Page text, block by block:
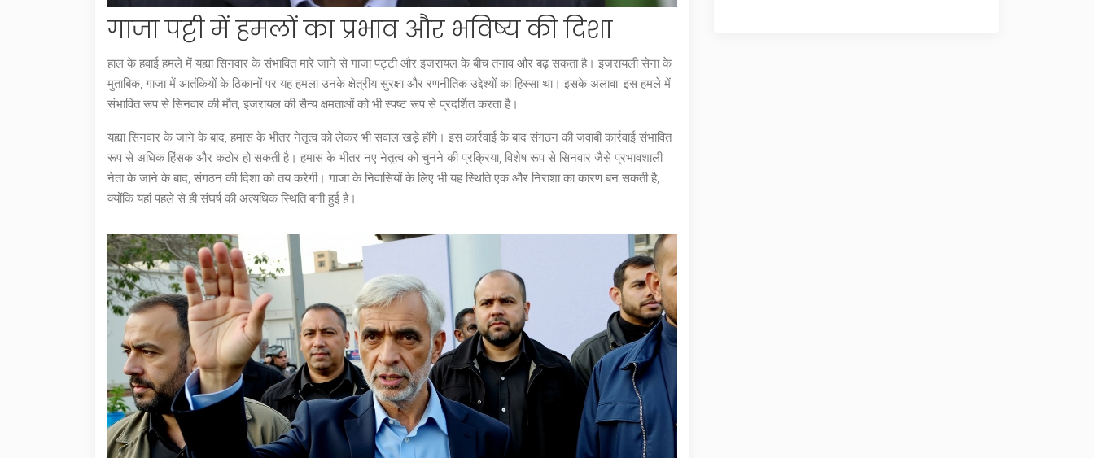
गाजा पट्टी में हमलों का प्रभाव और भविष्य की दिशा
हाल के हवाई हमले में यह्या सिनवार के संभावित मारे जाने से गाजा पट्टी और इजरायल के बीच तनाव और बढ़ सकता है। इजरायली सेना के
मुताबिक, गाजा में आतंकियों के ठिकानों पर यह हमला उनके क्षेत्रीय सुरक्षा और रणनीतिक उद्देश्यों का हिस्सा था। इसके अलावा, इस हमले में
संभावित रूप से सिनवार की मौत, इजरायल की सैन्य क्षमताओं को भी स्पष्ट रूप से प्रदर्शित करता है।
यह्या सिनवार के जाने के बाद, हमास के भीतर नेतृत्व को लेकर भी सवाल खड़े होंगे। इस कार्रवाई के बाद संगठन की जवाबी कार्रवाई संभावित
रूप से अधिक हिंसक और कठोर हो सकती है। हमास के भीतर नए नेतृत्व को चुनने की प्रक्रिया, विशेष रूप से सिनवार जैसे प्रभावशाली
नेता के जाने के बाद, संगठन की दिशा को तय करेगी। गाजा के निवासियों के लिए भी यह स्थिति एक और निराशा का कारण बन सकती है,
क्योंकि यहां पहले से ही संघर्ष की अत्यधिक स्थिति बनी हुई है।